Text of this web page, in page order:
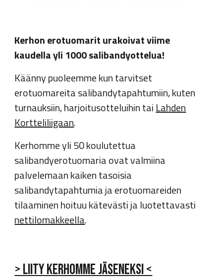
Kerhon erotuomarit urakoivat viime
kaudella yli 1000 salibandyottelua!
Käänny puoleemme kun tarvitset
erotuomareita salibandytapahtumiin, kuten
turnauksiin,harjoitusotteluihintai Lahden
Kortteliliigaan.
Kerhommeyli 50 koulutettua
salibandyerotuomaria ovat valmiina
palvelemaan kaiken tasoisia
salibandytapahtumia ja erotuomareiden
tilaaminen hoituu kätevästi ja luotettavasti
nettilomakkeella.
> Liity kerhomme jäseneksi <